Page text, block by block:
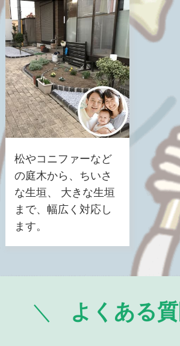
松やコニファーなど
の庭木から、ちいさ
な生垣、 大きな生垣
まで、幅広く対応し
ます。
よくある